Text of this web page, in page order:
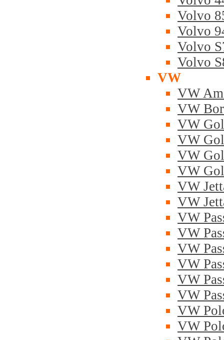
Volvo
Volvo
Volvo
Volvo
VW
VW
VW
VW
VW
VW
VW
VW
VW
VW
VW
VW
VW
VW
VW
VW
VW